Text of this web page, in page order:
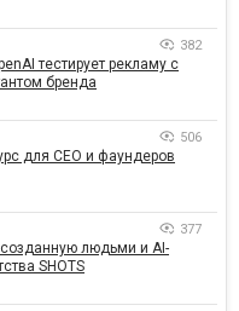
382
тестирует рекламу с
бренда
506
для CEO и фаундеров
377
людьми и AI-
SHOTS